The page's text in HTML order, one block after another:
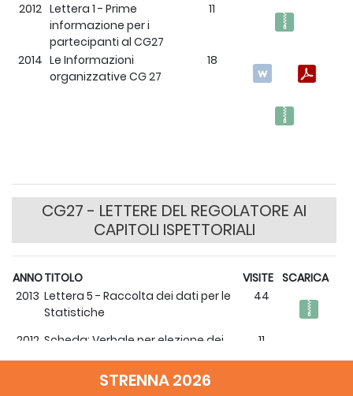
2012 Lettera 1 - Prime
informazione per i
partecipanti al CG27
11
2014 Le Informazioni
organizzative CG 27
18
CG27 - LETTERE DEL REGOLATORE AI
CAPITOLI ISPETTORIALI
ANNOTITOLO VISITE SCARICA
2013 Lettera 5 - Raccolta dei dati per le
Statistiche
44
2012 Scheda: Verbale per elezione dei
Delegati
11
Lettera 4: verbale dell’elezione dei
STRENNA 2026